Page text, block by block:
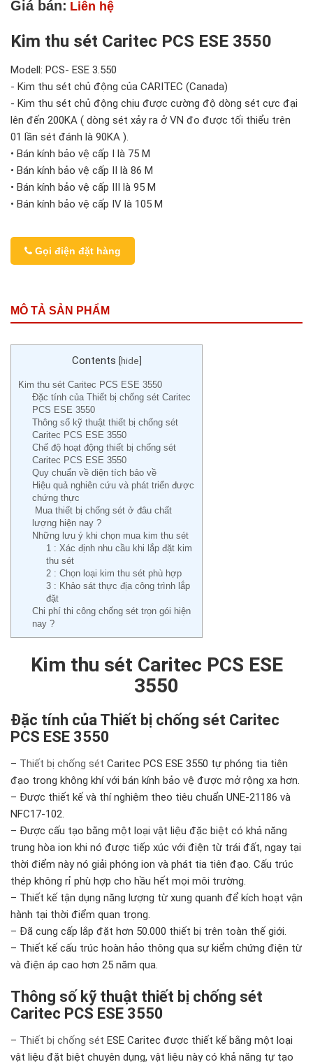
Giá bán: Liên hệ
Kim thu sét Caritec PCS ESE 3550
Modell: PCS- ESE 3.550
- Kim thu sét chủ động của CARITEC (Canada)
- Kim thu sét chủ động chịu được cường độ dòng sét cực đại
lên đến 200KA ( dòng sét xảy ra ở VN đo được tối thiểu trên
01 lần sét đánh là 90KA ).
• Bán kính bảo vệ cấp I là 75 M
• Bán kính bảo vệ cấp II là 86 M
• Bán kính bảo vệ cấp III là 95 M
• Bán kính bảo vệ cấp IV là 105 M
Gọi điện đặt hàng
MÔ TẢ SẢN PHẨM
Contents [hide]
Kim thu sét Caritec PCS ESE 3550
Đặc tính của Thiết bị chống sét Caritec
PCS ESE 3550
Thông số kỹ thuật thiết bị chống sét
Caritec PCS ESE 3550
Chế độ hoạt động thiết bị chống sét
Caritec PCS ESE 3550
Quy chuẩn về diện tích bảo về
Hiệu quả nghiên cứu và phát triển được
chứng thực
Mua thiết bị chống sét ở đâu chất
lượng hiện nay ?
Những lưu ý khi chọn mua kim thu sét
1 : Xác định nhu cầu khi lắp đặt kim
thu sét
2 : Chọn loại kim thu sét phù hợp
3 : Khảo sát thực địa công trình lắp
đặt
Chi phí thi công chống sét trọn gói hiện
nay ?
Kim thu sét Caritec PCS ESE
3550
Đặc tính của Thiết bị chống sét Caritec
PCS ESE 3550
– Thiết bị chống sét Caritec PCS ESE 3550 tự phóng tia tiên
đạo trong không khí với bán kính bảo vệ được mở rộng xa hơn.
– Được thiết kế và thí nghiệm theo tiêu chuẩn UNE-21186 và
NFC17-102.
– Được cấu tạo bằng một loại vật liệu đặc biệt có khả năng
trung hòa ion khi nó được tiếp xúc với điện từ trái đất, ngay tại
thời điểm này nó giải phóng ion và phát tia tiên đạo. Cấu trúc
thép không rỉ phù hợp cho hầu hết mọi môi trường.
– Thiết kế tận dụng năng lượng từ xung quanh để kích hoạt vận
hành tại thời điểm quan trọng.
– Đã cung cấp lắp đặt hơn 50.000 thiết bị trên toàn thế giới.
– Thiết kế cấu trúc hoàn hảo thông qua sự kiểm chứng điện từ
và điện áp cao hơn 25 năm qua.
Thông số kỹ thuật thiết bị chống sét
Caritec PCS ESE 3550
– Thiết bị chống sét ESE Caritec được thiết kế bằng một loại
vật liệu đặt biệt chuyên dụng, vật liệu này có khả năng tự tạo